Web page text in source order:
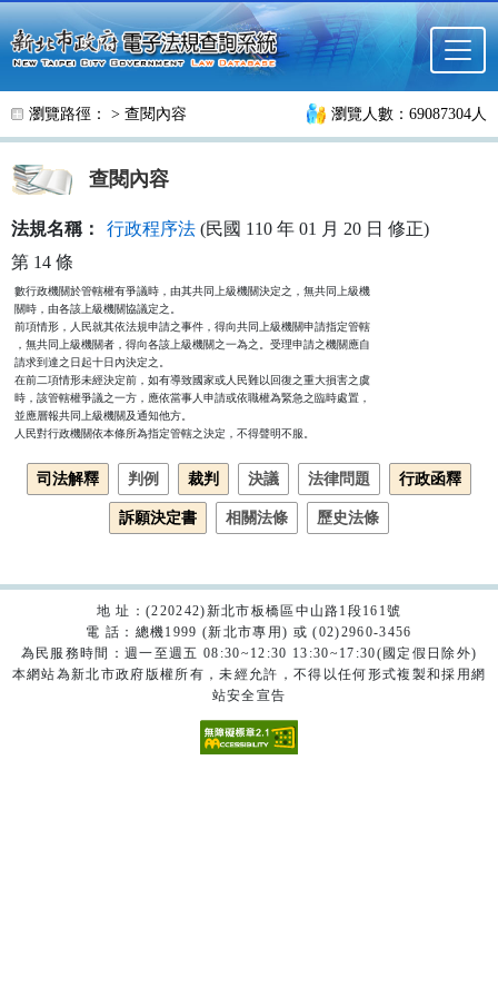
跳至主要內容
瀏覽路徑： > 查閱內容 瀏覽人數：69087304人
查閱內容
法規名稱： 行政程序法 (民國 110 年 01 月 20 日 修正)
第 14 條
數行政機關於管轄權有爭議時，由其共同上級機關決定之，無共同上級機
關時，由各該上級機關協議定之。
前項情形，人民就其依法規申請之事件，得向共同上級機關申請指定管轄
，無共同上級機關者，得向各該上級機關之一為之。受理申請之機關應自
請求到達之日起十日內決定之。
在前二項情形未經決定前，如有導致國家或人民難以回復之重大損害之虞
時，該管轄權爭議之一方，應依當事人申請或依職權為緊急之臨時處置，
並應層報共同上級機關及通知他方。
人民對行政機關依本條所為指定管轄之決定，不得聲明不服。
司法解釋 判例 裁判 決議 法律問題 行政函釋
訴願決定書 相關法條 歷史法條
地 址：(220242)新北市板橋區中山路1段161號
電 話：總機1999 (新北市專用) 或 (02)2960-3456
為民服務時間：週一至週五 08:30~12:30 13:30~17:30(國定假日除外)
本網站為新北市政府版權所有，未經允許，不得以任何形式複製和採用網
站安全宣告